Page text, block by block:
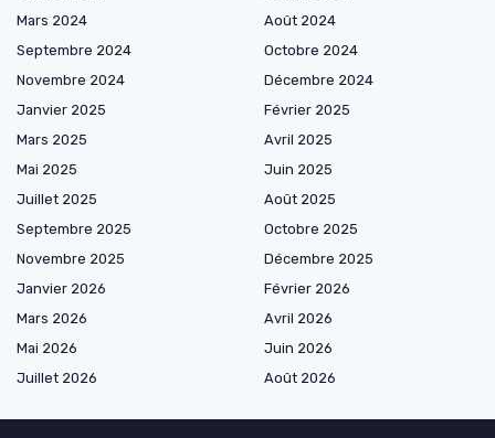
Mars 2024
Août 2024
Septembre 2024
Octobre 2024
Novembre 2024
Décembre 2024
Janvier 2025
Février 2025
Mars 2025
Avril 2025
Mai 2025
Juin 2025
Juillet 2025
Août 2025
Septembre 2025
Octobre 2025
Novembre 2025
Décembre 2025
Janvier 2026
Février 2026
Mars 2026
Avril 2026
Mai 2026
Juin 2026
Juillet 2026
Août 2026